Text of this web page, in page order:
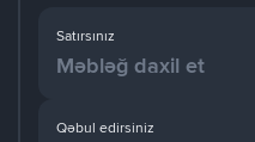
Qəbul edirsiniz
Satırsınız